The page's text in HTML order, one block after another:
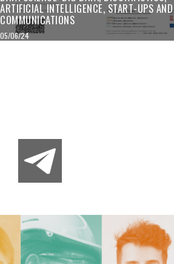
ARTIFICIAL INTELLIGENCE, START-UPS AND
COMMUNICATIONS
05/06/24